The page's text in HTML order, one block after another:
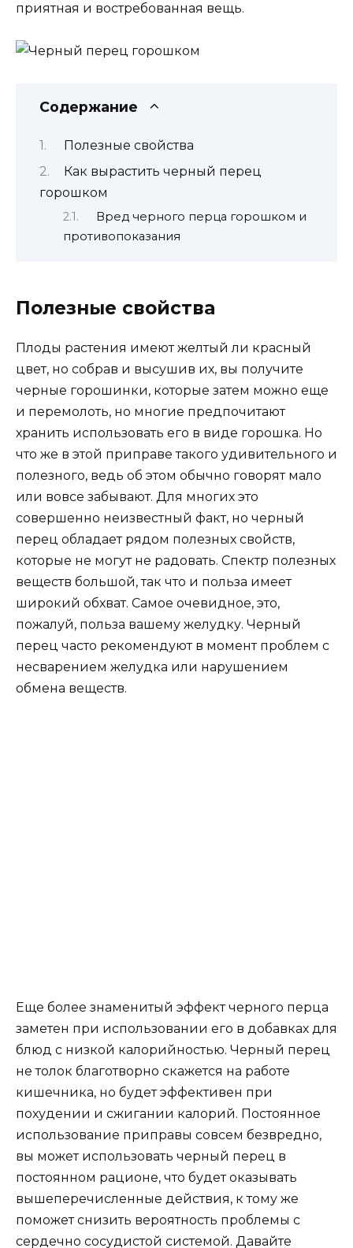
приятная и востребованная вещь.
Содержание
Полезные свойства
Как вырастить черный перец
горошком
Вред черного перца горошком и
противопоказания
Полезные свойства
Плоды растения имеют желтый ли красный
цвет, но собрав и высушив их, вы получите
черные горошинки, которые затем можно еще
и перемолоть, но многие предпочитают
хранить использовать его в виде горошка. Но
что же в этой приправе такого удивительного и
полезного, ведь об этом обычно говорят мало
или вовсе забывают. Для многих это
совершенно неизвестный факт, но черный
перец обладает рядом полезных свойств,
которые не могут не радовать. Спектр полезных
веществ большой, так что и польза имеет
широкий обхват. Самое очевидное, это,
пожалуй, польза вашему желудку. Черный
перец часто рекомендуют в момент проблем с
несварением желудка или нарушением
обмена веществ.
Еще более знаменитый эффект черного перца
заметен при использовании его в добавках для
блюд с низкой калорийностью. Черный перец
не толок благотворно скажется на работе
кишечника, но будет эффективен при
похудении и сжигании калорий. Постоянное
использование приправы совсем безвредно,
вы может использовать черный перец в
постоянном рационе, что будет оказывать
вышеперечисленные действия, к тому же
поможет снизить вероятность проблемы с
сердечно сосудистой системой. Давайте